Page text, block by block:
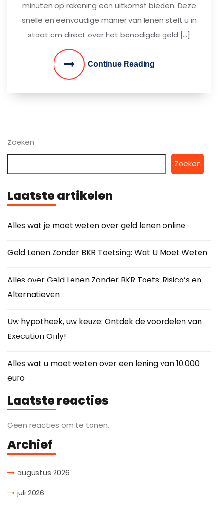
minuten op rekening een uitkomst bieden. Deze
snelle en eenvoudige manier van lenen stelt u in
staat om direct over het benodigde geld […]
Continue Reading
Zoeken
Zoeken
Laatste artikelen
Alles wat je moet weten over geld lenen online
Geld Lenen Zonder BKR Toetsing: Wat U Moet Weten
Alles over Geld Lenen Zonder BKR Toets: Risico’s en
Alternatieven
Uw hypotheek, uw keuze: Ontdek de voordelen van
Execution Only!
Alles wat u moet weten over een lening van 10.000
euro
Laatste reacties
Geen reacties om te tonen.
Archief
augustus 2026
juli 2026